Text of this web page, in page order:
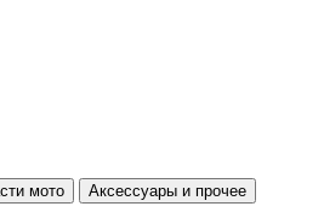
мото
Аксессуары и прочее